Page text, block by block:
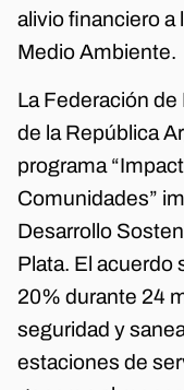
alivio financiero a
Medio Ambiente.
La Federación
de la República
programa
Comunidades”
Desarrollo
Plata. El acuerdo
20% durante 24
seguridad y
estaciones de